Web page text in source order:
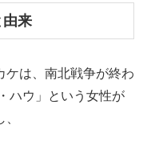
由来
ケは、南北戦争が終わ
ハウ」という女性が